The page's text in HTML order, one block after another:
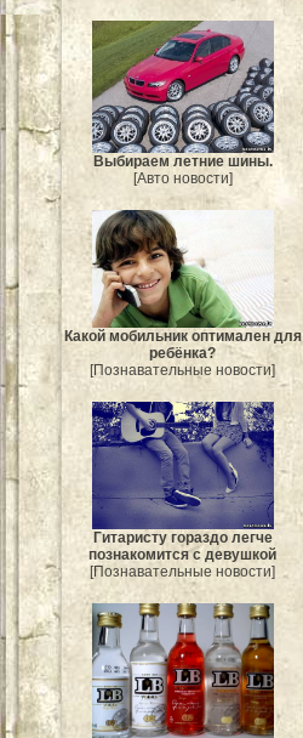
Выбираем летние шины.
[Авто новости]
Какой мобильник оптимален для
ребёнка?
[Познавательные новости]
Гитаристу гораздо легче
познакомится с девушкой
[Познавательные новости]